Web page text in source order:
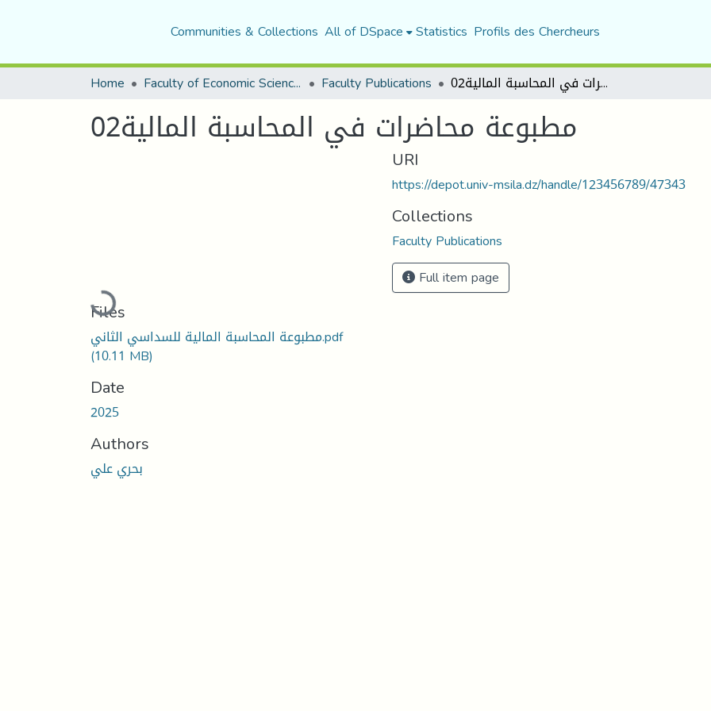
Communities & Collections All of DSpace Statistics Profils des Chercheurs
Home Faculty of Economic Sciences, Commerce and Management Sciences Faculty Publications مطبوعة محاضرات في المحاسبة المالية02
مطبوعة محاضرات في المحاسبة المالية02
Loading...
Files
مطبوعة المحاسبة المالية للسداسي الثاني.pdf
(10.11 MB)
Date
2025
Authors
بحري علي
URI
https://depot.univ-msila.dz/handle/123456789/47343
Collections
Faculty Publications
Full item page